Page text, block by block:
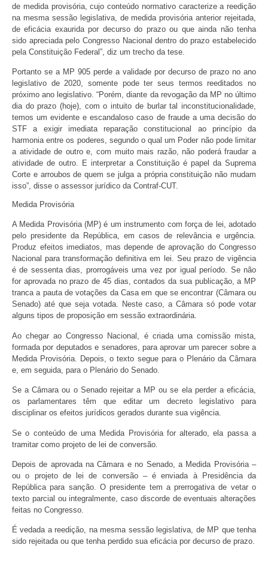
de medida provisória, cujo conteúdo normativo caracterize a reedição
na mesma sessão legislativa, de medida provisória anterior rejeitada,
de eficácia exaurida por decurso do prazo ou que ainda não tenha
sido apreciada pelo Congresso Nacional dentro do prazo estabelecido
pela Constituição Federal”, diz um trecho da tese.
Portanto se a MP 905 perde a validade por decurso de prazo no ano
legislativo de 2020, somente pode ter seus termos reeditados no
próximo ano legislativo. “Porém, diante da revogação da MP no último
dia do prazo (hoje), com o intuito de burlar tal inconstitucionalidade,
temos um evidente e escandaloso caso de fraude a uma decisão do
STF a exigir imediata reparação constitucional ao princípio da
harmonia entre os poderes, segundo o qual um Poder não pode limitar
a atividade de outro e, com muito mais razão, não poderá fraudar a
atividade de outro. E interpretar a Constituição é papel da Suprema
Corte e arroubos de quem se julga a própria constituição não mudam
isso”, disse o assessor jurídico da Contraf-CUT.
Medida Provisória
A Medida Provisória (MP) é um instrumento com força de lei, adotado
pelo presidente da República, em casos de relevância e urgência.
Produz efeitos imediatos, mas depende de aprovação do Congresso
Nacional para transformação definitiva em lei. Seu prazo de vigência
é de sessenta dias, prorrogáveis uma vez por igual período. Se não
for aprovada no prazo de 45 dias, contados da sua publicação, a MP
tranca a pauta de votações da Casa em que se encontrar (Câmara ou
Senado) até que seja votada. Neste caso, a Câmara só pode votar
alguns tipos de proposição em sessão extraordinária.
Ao chegar ao Congresso Nacional, é criada uma comissão mista,
formada por deputados e senadores, para aprovar um parecer sobre a
Medida Provisória. Depois, o texto segue para o Plenário da Câmara
e, em seguida, para o Plenário do Senado.
Se a Câmara ou o Senado rejeitar a MP ou se ela perder a eficácia,
os parlamentares têm que editar um decreto legislativo para
disciplinar os efeitos jurídicos gerados durante sua vigência.
Se o conteúdo de uma Medida Provisória for alterado, ela passa a
tramitar como projeto de lei de conversão.
Depois de aprovada na Câmara e no Senado, a Medida Provisória –
ou o projeto de lei de conversão – é enviada à Presidência da
República para sanção. O presidente tem a prerrogativa de vetar o
texto parcial ou integralmente, caso discorde de eventuais alterações
feitas no Congresso.
É vedada a reedição, na mesma sessão legislativa, de MP que tenha
sido rejeitada ou que tenha perdido sua eficácia por decurso de prazo.